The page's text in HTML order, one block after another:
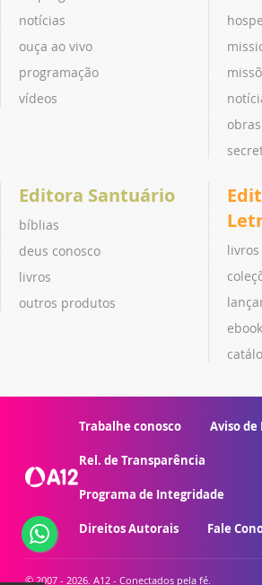
notícias
ouça ao vivo
programação
vídeos
Editora Santuário
bíblias
deus conosco
livros
outros produtos
livros
ebook
Trabalhe conosco Aviso de
Rel. de Transparência
Programa de Integridade
Direitos Autorais Fale
© 2007 - 2026. A12 - Conectados pela fé.